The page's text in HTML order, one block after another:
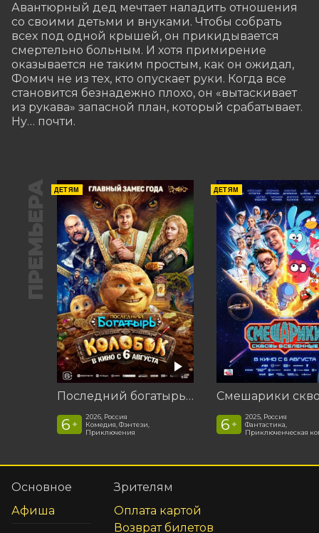
Авантюрный дед мечтает наладить отношения
со своими детьми и внуками. Чтобы собрать
всех под одной крышей, он прикидывается
смертельно больным. И хотя примирение
оказывается не таким простым, как он ожидал,
Фомич не из тех, кто опускает руки. Когда все
становится безнадежно плохо, он «вытаскивает
из рукава» запасной план, который срабатывает.
Ну… почти.
ПРЕМЬЕРА ДЕТЯМ
Последний богатырь. Колобок
6 +
2026, Россия
Комедия, Фэнтези,
Приключения
ДЕТЯМ
6 +
2025, Россия
Фантастика,
Приключенческая
Основное
Афиша
Зрителям
Оплата картой
Возврат билетов